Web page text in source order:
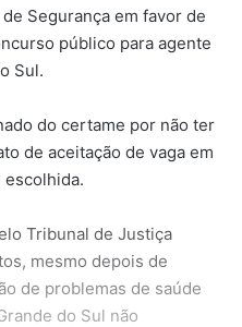
Segurança em favor de
público para agente
Sul.
do certame por não ter
de aceitação de vaga em
Tribunal de Justiça
mesmo depois de
de problemas de saúde
do Sul não